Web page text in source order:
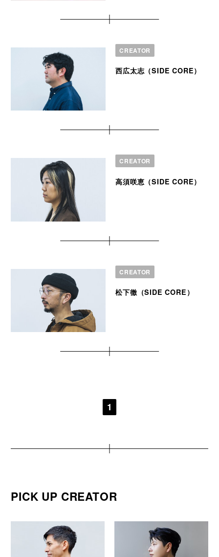
CREATOR
西広太志（SIDE CORE）
CREATOR
高須咲恵（SIDE CORE）
CREATOR
松下徹（SIDE CORE）
1
PICK UP CREATOR